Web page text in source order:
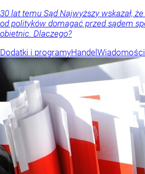
30 lat temu Sąd Najwyższy wskazał,
od polityków domagać przed sądem
obietnic. Dlaczego?
Dodatki i programyHandelWiadomości